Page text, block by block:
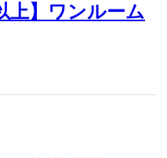
上】ワンルーム